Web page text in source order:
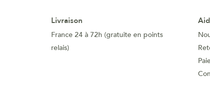
Livraison
France 24 à 72h (gratuite en points
relais)